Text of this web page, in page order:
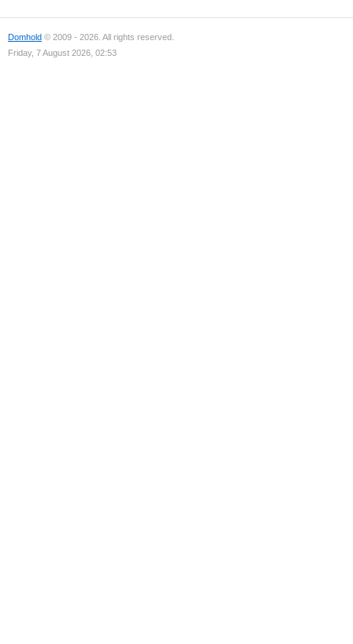
Domhold © 2009 - 2026. All rights reserved.
Friday, 7 August 2026, 02:53